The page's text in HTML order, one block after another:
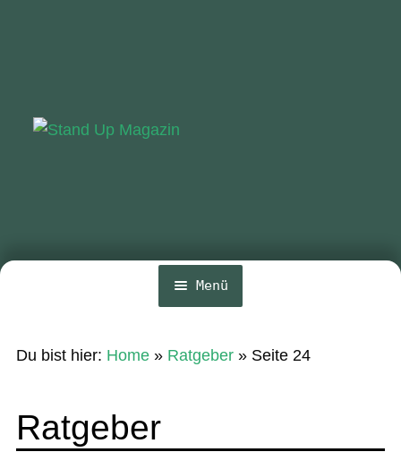
Menü
SUP-Events
Du bist hier: Home» Ratgeber» Seite 24
Ratgeber